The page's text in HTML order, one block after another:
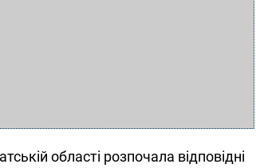
області розпочала відповідні